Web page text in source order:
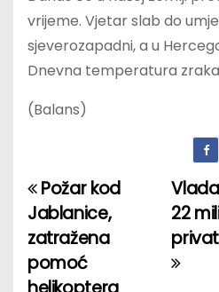
vrijeme. Vjetar slab do
sjeverozapadni, a u
Dnevna temperatura zraka
(Balans)
P
o
s
22
Požar kod
Jablanice,
zatražena
pomoć